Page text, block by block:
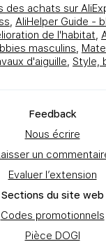
des achats sur
, AliHelper Guide -
de l'habitat,
masculins,
d'aiguille, Style,
Feedbаck
Nous écrire
un
Evaluer l’extension
Sections du site web
Codes promotionnels
Pièce DOGI